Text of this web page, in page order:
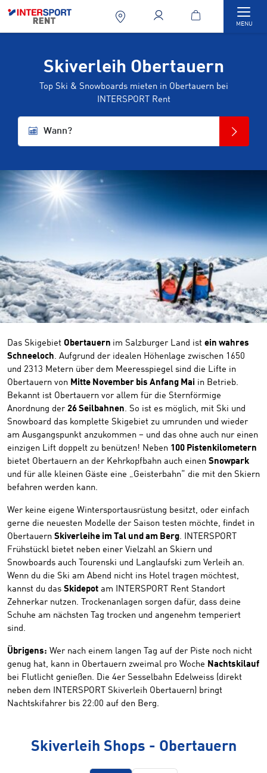
MENU
Skiverleih Obertauern
Top Ski & Snowboards mieten in Obertauern bei
INTERSPORT Rent
Wann?
©
Das Skigebiet Obertauern im Salzburger Land ist ein wahres
Schneeloch. Aufgrund der idealen Höhenlage zwischen 1650
und 2313 Metern über dem Meeresspiegel sind die Lifte in
Obertauern von Mitte November bis Anfang Mai in Betrieb.
Bekannt ist Obertauern vor allem für die Sternförmige
Anordnung der 26 Seilbahnen. So ist es möglich, mit Ski und
Snowboard das komplette Skigebiet zu umrunden und wieder
am Ausgangspunkt anzukommen – und das ohne auch nur einen
einzigen Lift doppelt zu benützen! Neben 100 Pistenkilometern
bietet Obertauern an der Kehrkopfbahn auch einen Snowpark
und für alle kleinen Gäste eine „Geisterbahn“ die mit den Skiern
befahren werden kann.
Wer keine eigene Wintersportausrüstung besitzt, oder einfach
gerne die neuesten Modelle der Saison testen möchte, findet in
Obertauern Skiverleihe im Tal und am Berg. INTERSPORT
Frühstückl bietet neben einer Vielzahl an Skiern und
Snowboards auch Tourenski und Langlaufski zum Verleih an.
Wenn du die Ski am Abend nicht ins Hotel tragen möchtest,
kannst du das Skidepot am INTERSPORT Rent Standort
Zehnerkar nutzen. Trockenanlagen sorgen dafür, dass deine
Schuhe am nächsten Tag trocken und angenehm temperiert
sind.
Übrigens: Wer nach einem langen Tag auf der Piste noch nicht
genug hat, kann in Obertauern zweimal pro Woche Nachtskilauf
bei Flutlicht genießen. Die 4er Sesselbahn Edelweiss (direkt
neben dem INTERSPORT Skiverleih Obertauern) bringt
Nachtskifahrer bis 22:00 auf den Berg.
Skiverleih Shops - Obertauern